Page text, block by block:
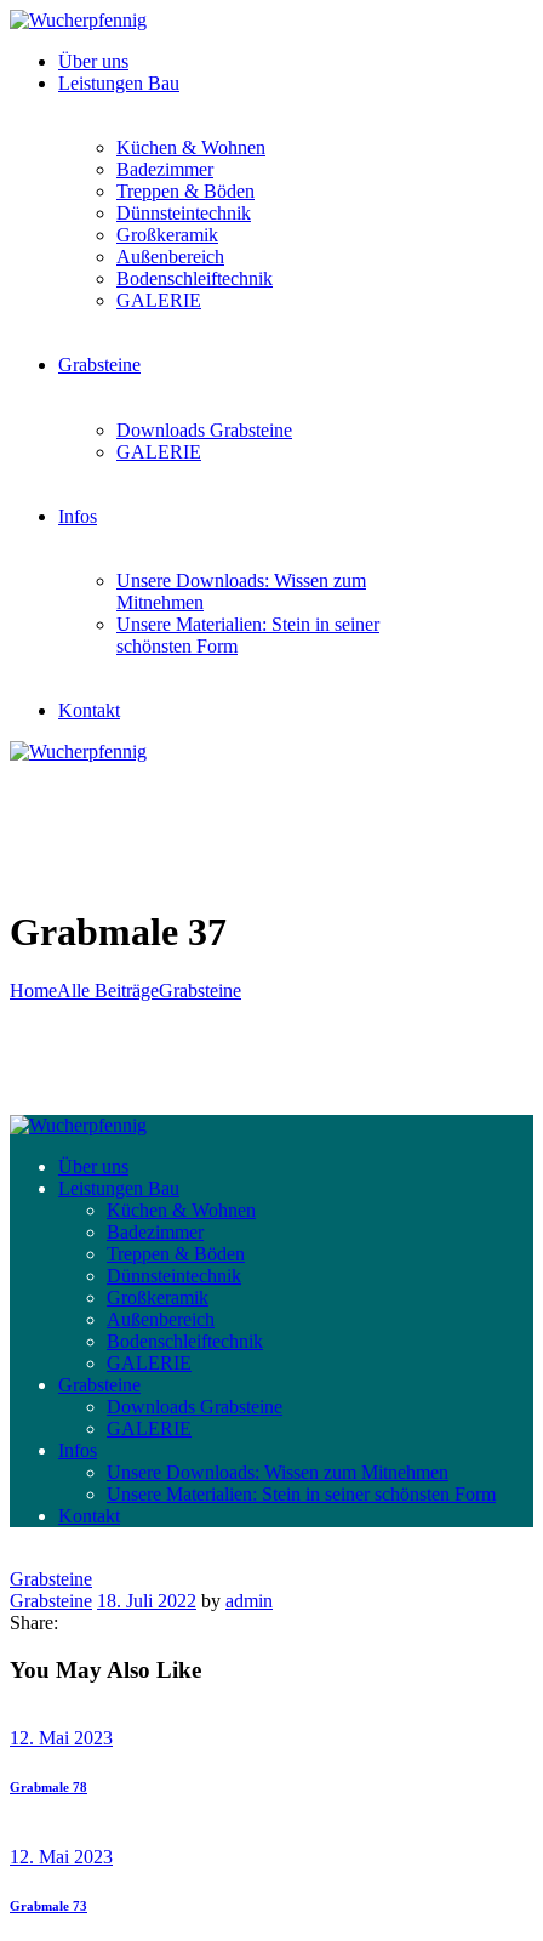
Über uns
Leistungen Bau
Küchen & Wohnen
Badezimmer
Treppen & Böden
Dünnsteintechnik
Großkeramik
Außenbereich
Bodenschleiftechnik
GALERIE
Grabsteine
Downloads Grabsteine
GALERIE
Infos
Unsere Downloads: Wissen zum
Mitnehmen
Unsere Materialien: Stein in seiner
schönsten Form
Kontakt
Grabmale 37
HomeAlle BeiträgeGrabsteine
Über uns
Leistungen Bau
Küchen & Wohnen
Badezimmer
Treppen & Böden
Dünnsteintechnik
Großkeramik
Außenbereich
Bodenschleiftechnik
GALERIE
Grabsteine
Downloads Grabsteine
GALERIE
Infos
Unsere Downloads: Wissen zum Mitnehmen
Unsere Materialien: Stein in seiner schönsten Form
Kontakt
Grabsteine
Grabsteine 18. Juli 2022 by admin
Share:
You May Also Like
12. Mai 2023
Grabmale 78
12. Mai 2023
Grabmale 73